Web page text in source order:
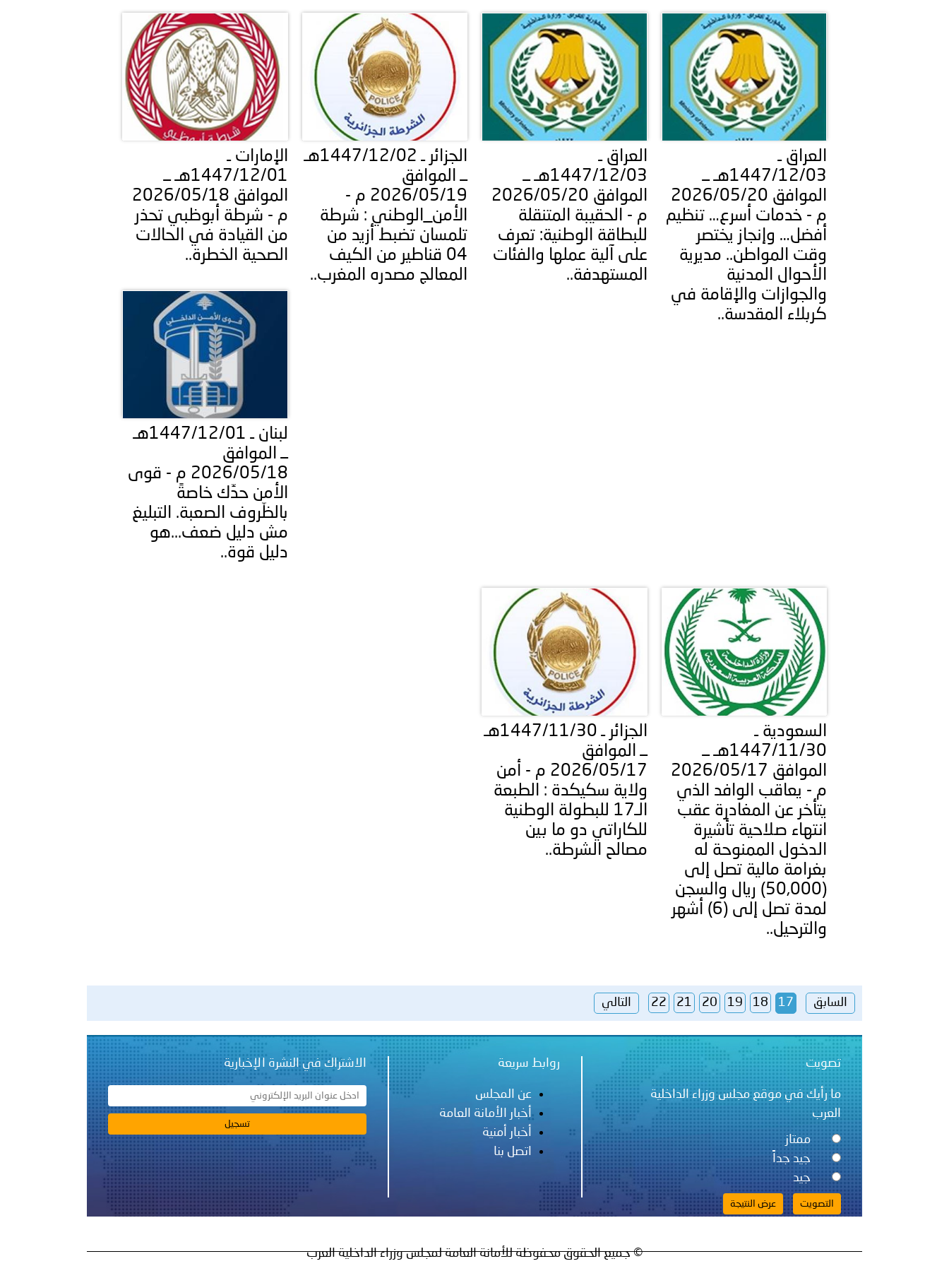
بيان صادر عن الأمانة العامة لمجلس وزراء الداخلية العرب بمناسبة اختتام المؤتمر العربي الثاني عشر للمسؤولين عن الأمن السياحي 2026.
العراق ـ
1447/12/03هـ ــ
الموافق 2026/05/20
م - خدمات أسرع… تنظيم
أفضل… وإنجاز يختصر
وقت المواطن.. مديرية
الأحوال المدنية
والجوازات والإقامة في
كربلاء المقدسة..
العراق ـ
1447/12/03هـ ــ
الموافق 2026/05/20
م - الحقيبة المتنقلة
للبطاقة الوطنية: تعرف
على آلية عملها والفئات
المستهدفة..
الجزائر ـ 1447/12/02هـ
ــ الموافق
2026/05/19 م -
الأمن_الوطني : شرطة
تلمسان تضبط أزيد من
04 قناطير من الكيف
المعالج مصدره المغرب..
الإمارات ـ
1447/12/01هـ ــ
الموافق 2026/05/18
م - شرطة أبوظبي تحذر
من القيادة في الحالات
الصحية الخطرة..
لبنان ـ 1447/12/01هـ
ــ الموافق
2026/05/18 م - قوى
الأمن حدِّك خاصةً
بالظّروف الصعبة. التبليغ
مش دليل ضعف...هو
دليل قوة..
السعودية ـ
1447/11/30هـ ــ
الموافق 2026/05/17
م - ‏يعاقب الوافد الذي
يتأخر عن المغادرة عقب
انتهاء صلاحية تأشيرة
الدخول الممنوحة له
بغرامة مالية تصل إلى
(50,000) ريال والسجن
لمدة تصل إلى (6) أشهر
والترحيل..
الجزائر ـ 1447/11/30هـ
ــ الموافق
2026/05/17 م - أمن
ولاية سكيكدة : الطبعة
الـ17 للبطولة الوطنية
للكاراتي دو ما بين
مصالح الشرطة..
السابق 17
18
19
20
21
22 التالي
تصويت
ما رأيك في موقع مجلس وزراء الداخلية
العرب
ممتاز
جيد جداً
جيد
روابط سريعة
عن المجلس
أخبار الأمانة العامة
أخبار أمنية
اتصل بنا
الاشتراك في النشرة الإخبارية
© جميع الحقوق محفوظة للأمانة العامة لمجلس وزراء الداخلية العرب